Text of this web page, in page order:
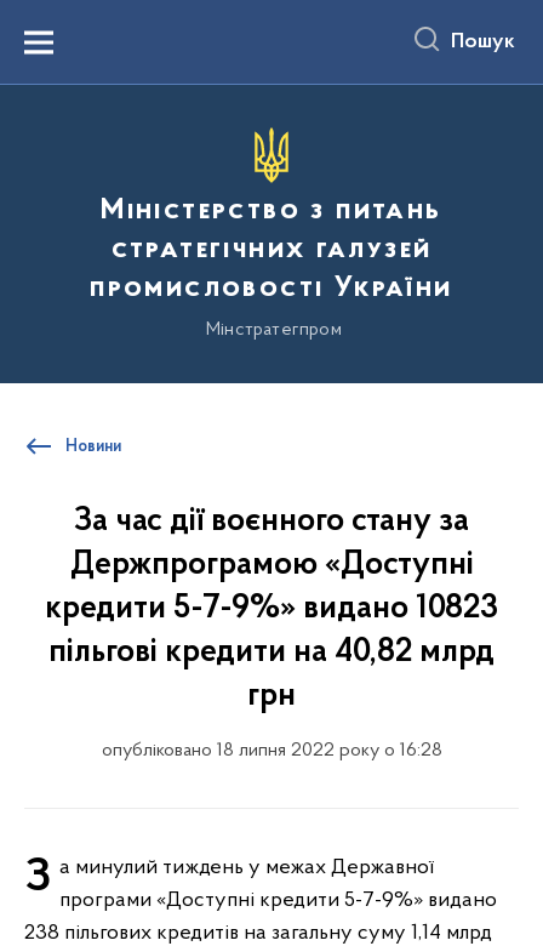
вмістуMenu Пошук
Міністерство з питань
стратегічних галузей
промисловості України
Мінстратегпром
Новини
За час дії воєнного стану за
Держпрограмою «Доступні
кредити 5-7-9%» видано 10823
пільгові кредити на 40,82 млрд
грн
опубліковано 18 липня 2022 року о 16:28
За минулий тиждень у межах Державної програми «Доступні кредити 5-7-9%» видано
238 пільгових кредитів на загальну суму 1,14 млрд